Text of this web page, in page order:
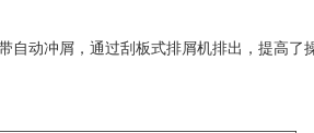
动冲屑，通过刮板式排屑机排出，提高了